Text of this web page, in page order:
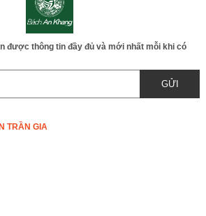
được thông tin đầy đủ và mới nhất mỗi khi có
GỬI
TRẦN GIA